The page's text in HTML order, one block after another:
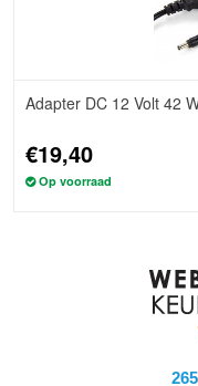
Adapter DC 12 Volt 42
€19,40
Op voorraad